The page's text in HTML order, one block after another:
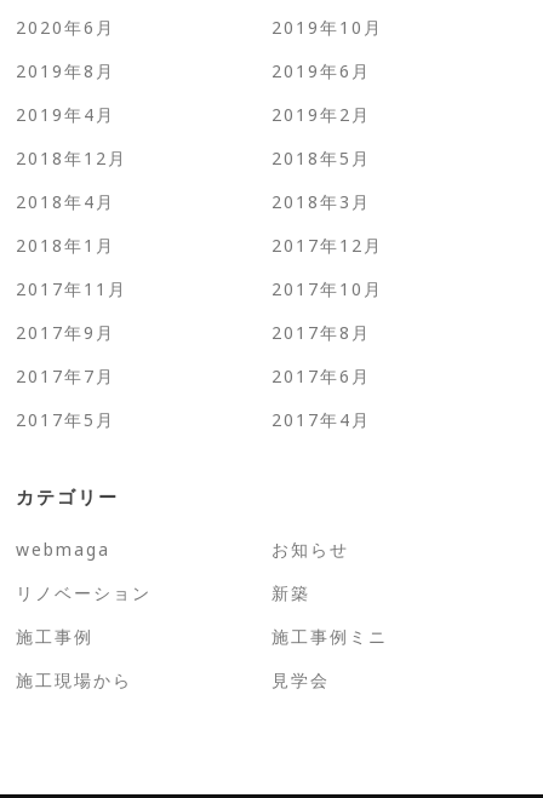
2020年6月
2019年10月
2019年8月
2019年6月
2019年4月
2019年2月
2018年12月
2018年5月
2018年4月
2018年3月
2018年1月
2017年12月
2017年11月
2017年10月
2017年9月
2017年8月
2017年7月
2017年6月
2017年5月
2017年4月
カテゴリー
webmaga
お知らせ
リノベーション
新築
施工事例
施工事例ミニ
施工現場から
見学会